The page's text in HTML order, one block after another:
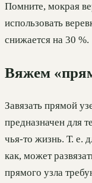
Помните, мокрая
использовать
снижается на 30 %.
Вяжем
Завязать прямой
предназначен для
чья-то жизнь. Т. е.
как, может
прямого узла